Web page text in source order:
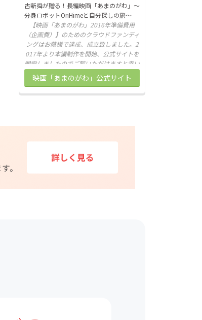
古新舜が贈る！長編映画「あまのがわ」〜
分身ロボットOriHimeと自分探しの旅〜
【映画「あまのがわ」2016年準備費用
（企画費）】のためのクラウドファンディ
ングはお蔭様で達成、成立致しました。2
017年より本編制作を開始、公式サイトを
開設しましたのでご覧いただけますと幸い
です。
映画「あまのがわ」公式サイト